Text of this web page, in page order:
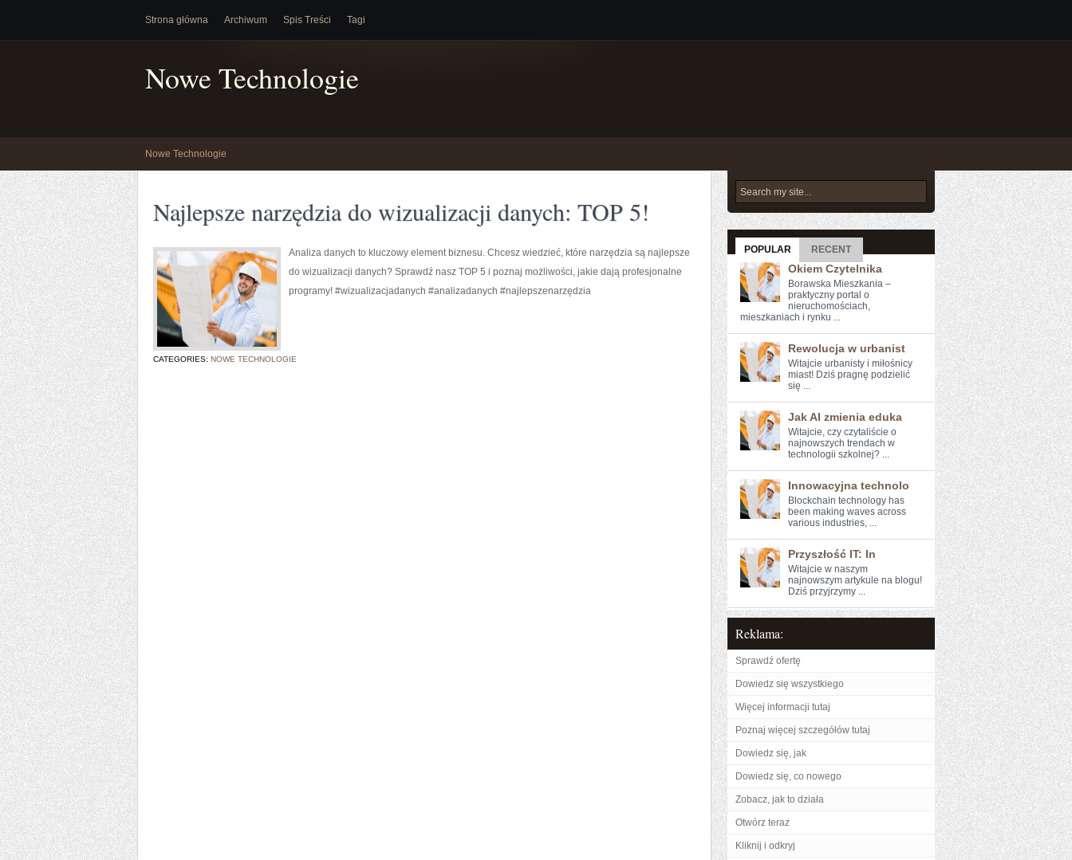
Strona główna Archiwum Spis Treści Tagi
Nowe Technologie
Nowe Technologie
Najlepsze narzędzia do wizualizacji danych: TOP 5!
Analiza danych to kluczowy element biznesu. Chcesz wiedzieć, które narzędzia są najlepsze
do wizualizacji danych? Sprawdź nasz TOP 5 i poznaj możliwości, jakie dają profesjonalne
programy! #wizualizacjadanych #analizadanych #najlepszenarzędzia
CATEGORIES: NOWE TECHNOLOGIE
POPULAR RECENT
Okiem Czytelnika
Borawska Mieszkania –
praktyczny portal o
nieruchomościach,
mieszkaniach i rynku ...
Rewolucja w urbanist
Witajcie urbanisty i miłośnicy
miast! Dziś pragnę ⁣podzielić
się ...
Jak AI zmienia eduka
Witajcie, czy⁢ czytaliście⁤ o
najnowszych ⁢trendach ‌w
technologii szkolnej? ...
Innowacyjna technolo
Blockchain technology has
been making waves across
various industries, ...
Przyszłość IT: In
Witajcie w naszym
najnowszym artykule na blogu!
Dziś przyjrzymy ...
Reklama:
Sprawdź ofertę
Dowiedz się wszystkiego
Więcej informacji tutaj
Poznaj więcej szczegółów tutaj
Dowiedz się, jak
Dowiedz się, co nowego
Zobacz, jak to działa
Otwórz teraz
Kliknij i odkryj